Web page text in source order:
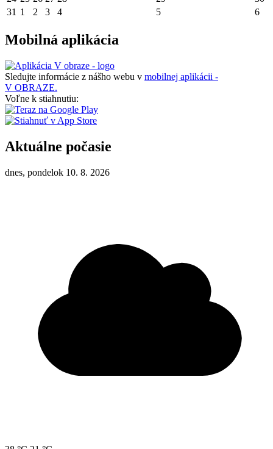
31 1 2 3 4 5 6
Mobilná aplikácia
Sledujte informácie z nášho webu v mobilnej aplikácii -
V OBRAZE.
Voľne k stiahnutiu:
Aktuálne počasie
dnes, pondelok 10. 8. 2026